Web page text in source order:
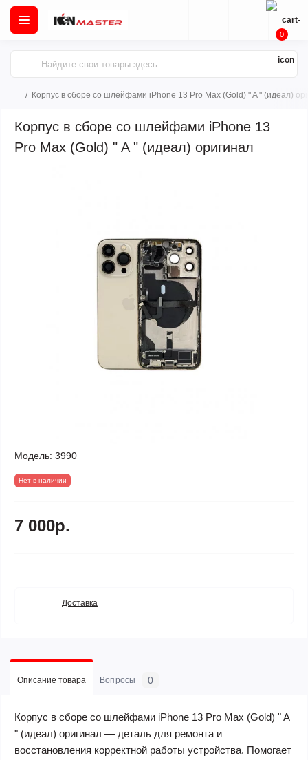
0
Корпус в сборе со шлейфами iPhone 13 Pro Max (Gold) " A " (идеал)
Корпус в сборе со шлейфами iPhone 13
Pro Max (Gold) " A " (идеал) оригинал
Модель: 3990
Нет в наличии
7 000р.
Доставка
Описание товара Вопросы 0
Корпус в сборе со шлейфами iPhone 13 Pro Max (Gold) " A
" (идеал) оригинал — деталь для ремонта и
восстановления корректной работы устройства. Помогает